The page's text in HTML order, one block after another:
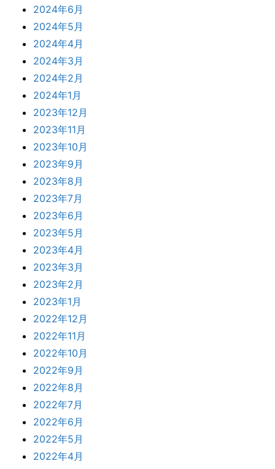
2024年6月
2024年5月
2024年4月
2024年3月
2024年2月
2024年1月
2023年12月
2023年11月
2023年10月
2023年9月
2023年8月
2023年7月
2023年6月
2023年5月
2023年4月
2023年3月
2023年2月
2023年1月
2022年12月
2022年11月
2022年10月
2022年9月
2022年8月
2022年7月
2022年6月
2022年5月
2022年4月